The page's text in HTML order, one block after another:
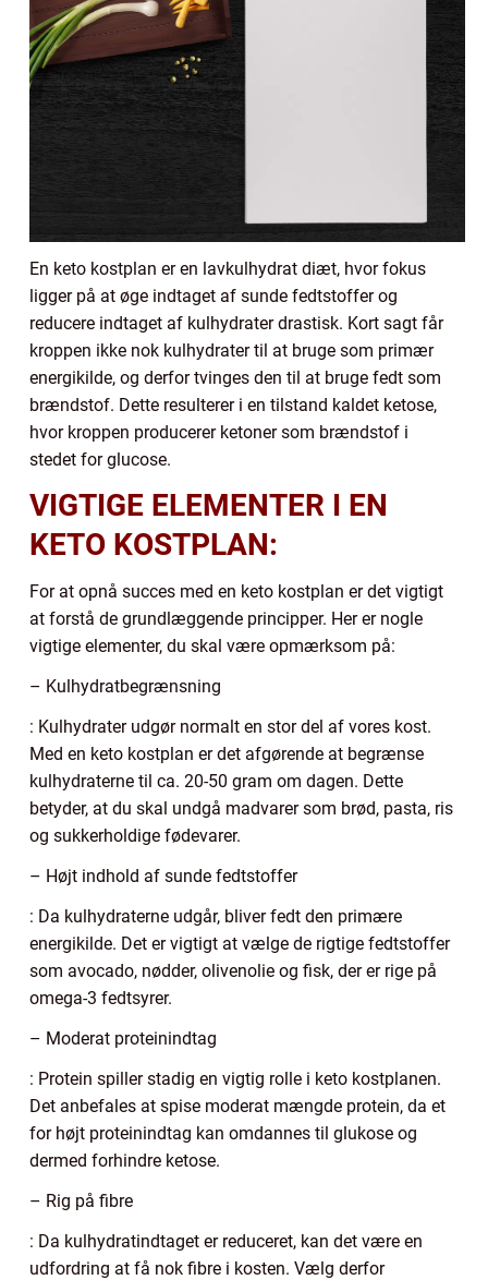
En keto kostplan er en lavkulhydrat diæt, hvor fokus
ligger på at øge indtaget af sunde fedtstoffer og
reducere indtaget af kulhydrater drastisk. Kort sagt får
kroppen ikke nok kulhydrater til at bruge som primær
energikilde, og derfor tvinges den til at bruge fedt som
brændstof. Dette resulterer i en tilstand kaldet ketose,
hvor kroppen producerer ketoner som brændstof i
stedet for glucose.
VIGTIGE ELEMENTER I EN
KETO KOSTPLAN:
For at opnå succes med en keto kostplan er det vigtigt
at forstå de grundlæggende principper. Her er nogle
vigtige elementer, du skal være opmærksom på:
– Kulhydratbegrænsning
: Kulhydrater udgør normalt en stor del af vores kost.
Med en keto kostplan er det afgørende at begrænse
kulhydraterne til ca. 20-50 gram om dagen. Dette
betyder, at du skal undgå madvarer som brød, pasta, ris
og sukkerholdige fødevarer.
– Højt indhold af sunde fedtstoffer
: Da kulhydraterne udgår, bliver fedt den primære
energikilde. Det er vigtigt at vælge de rigtige fedtstoffer
som avocado, nødder, olivenolie og fisk, der er rige på
omega-3 fedtsyrer.
– Moderat proteinindtag
: Protein spiller stadig en vigtig rolle i keto kostplanen.
Det anbefales at spise moderat mængde protein, da et
for højt proteinindtag kan omdannes til glukose og
dermed forhindre ketose.
– Rig på fibre
: Da kulhydratindtaget er reduceret, kan det være en
udfordring at få nok fibre i kosten. Vælg derfor